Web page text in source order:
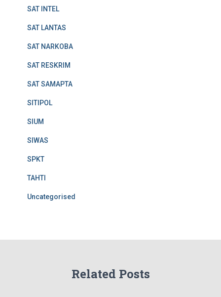
SAT INTEL
SAT LANTAS
SAT NARKOBA
SAT RESKRIM
SAT SAMAPTA
SITIPOL
SIUM
SIWAS
SPKT
TAHTI
Uncategorised
Related Posts